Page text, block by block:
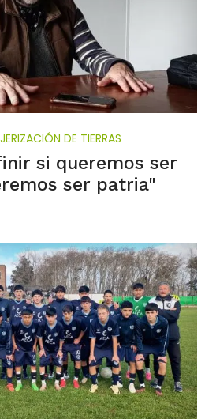
DE TIERRAS
si queremos ser
ser patria"